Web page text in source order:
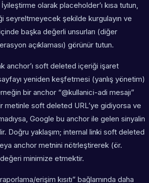
olarak placeholder’ı kısa tutun,
seyreltmeyecek şekilde kurgulayın ve
başka değerli unsurları (diğer
açıklaması) görünür tutun.
anchor’ı soft deleted içeriği işaret
yeniden keşfetmesi (yanlış yönetim)
bir anchor “@kullanici-adi mesajı”
metinle soft deleted URL’ye gidiyorsa ve
Google bu anchor ile gelen sinyalin
Doğru yaklaşım; internal linki soft deleted
anchor metnini nötrleştirerek (ör.
değeri minimize etmektir.
erişim kısıtı” bağlamında daha